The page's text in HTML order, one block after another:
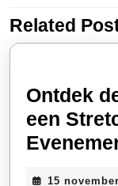
Vorige
bericht:
Related
Ontdek
een
15